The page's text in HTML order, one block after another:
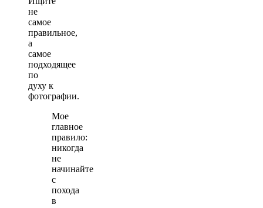
не
самое
правильное,
а
самое
подходящее
по
духу к
фотографии.
Мое
главное
правило:
никогда
не
начинайте
с
похода
в